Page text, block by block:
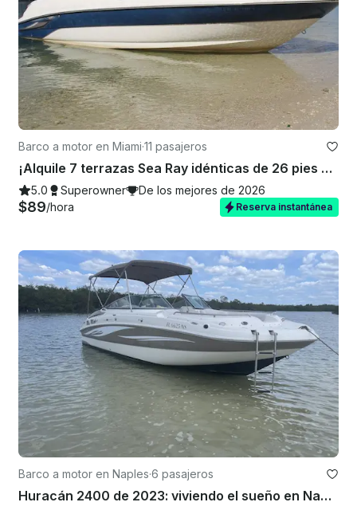
Barco a motor en Miami·11 pasajeros
¡Alquile 7 terrazas Sea Ray idénticas de 26 pies en Miami, Florida!
5.0 Superowner De los mejores de 2026
$89/hora Reserva instantánea
Barco a motor en Naples·6 pasajeros
Huracán 2400 de 2023: viviendo el sueño en Naples, FL